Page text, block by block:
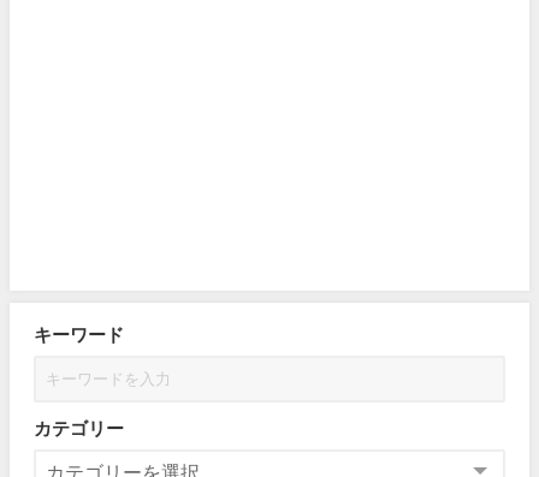
キーワード
カテゴリー